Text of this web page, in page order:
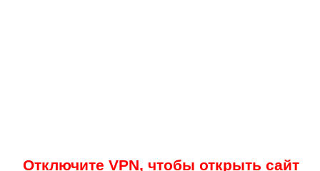
Отключите VPN, чтобы открыть сайт